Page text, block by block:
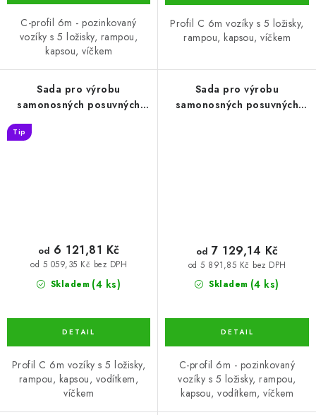
C-profil 6m - pozinkovaný
vozíky s 5 ložisky, rampou,
kapsou, víčkem
Profil C 6m vozíky s 5 ložisky,
rampou, kapsou, víčkem
Sada pro výrobu
samonosných posuvných
80×80×5mm (SADA-02)
Tip
Skladem (4 ks)
od 5 059,35 Kč bez DPH
od 6 121,81 Kč
Profil C 6m vozíky s 5 ložisky,
rampou, kapsou, vodítkem,
víčkem
Sada pro výrobu
samonosných posuvných
Skladem (4 ks)
od 5 891,85 Kč bez DPH
od 7 129,14 Kč
C-profil 6m - pozinkovaný
vozíky s 5 ložisky, rampou,
kapsou, vodítkem, víčkem